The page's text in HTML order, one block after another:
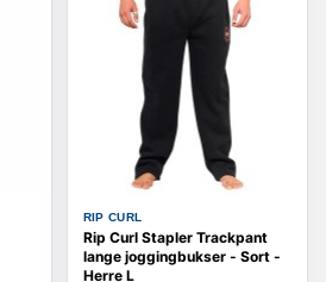
RIP CURL
Rip Curl Stapler Trackpant
lange joggingbukser - Sort -
Herre L